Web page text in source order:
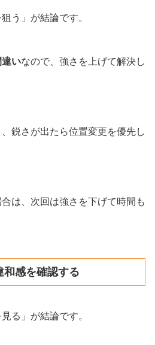
う」が結論です。
いなので、強さを上げて解決し
鋭さが出たら位置変更を優先し
は、次回は強さを下げて時間も
和感を確認する
る」が結論です。